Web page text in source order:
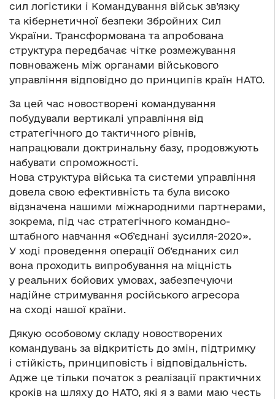
сил логістики і Командування військ зв’язку
та кібернетичної безпеки Збройних Сил
України. Трансформована та апробована
структура передбачає чітке розмежування
повноважень між органами військового
управління відповідно до принципів країн НАТО.
За цей час новостворені командування
побудували вертикалі управління від
стратегічного до тактичного рівнів,
напрацювали доктринальну базу, продовжують
набувати спроможності.
Нова структура війська та системи управління
довела свою ефективність та була високо
відзначена нашими міжнародними партнерами,
зокрема, під час стратегічного командно-
штабного навчання «Об’єднані зусилля-2020».
У ході проведення операції Об’єднаних сил
вона проходить випробування на міцність
у реальних бойових умовах, забезпечуючи
надійне стримування російського агресора
на сході нашої країни.
Дякую особовому складу новостворених
командувань за відкритість до змін, підтримку
і стійкість, принциповість і відповідальність.
Адже це тільки початок з реалізації практичних
кроків на шляху до НАТО, які я з вами маю честь